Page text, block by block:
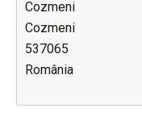
Cozmeni
Cozmeni
537065
România